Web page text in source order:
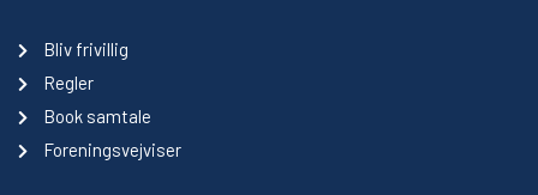
Bliv frivillig
Regler
Book samtale
Foreningsvejviser